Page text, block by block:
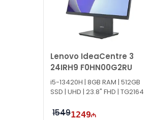
Lenovo IdeaCentre 3
24IRH9 F0HN00G2RU
i5-13420H | 8GB RAM | 512GB
SSD | UHD | 23.8" FHD | TG2164
15491249